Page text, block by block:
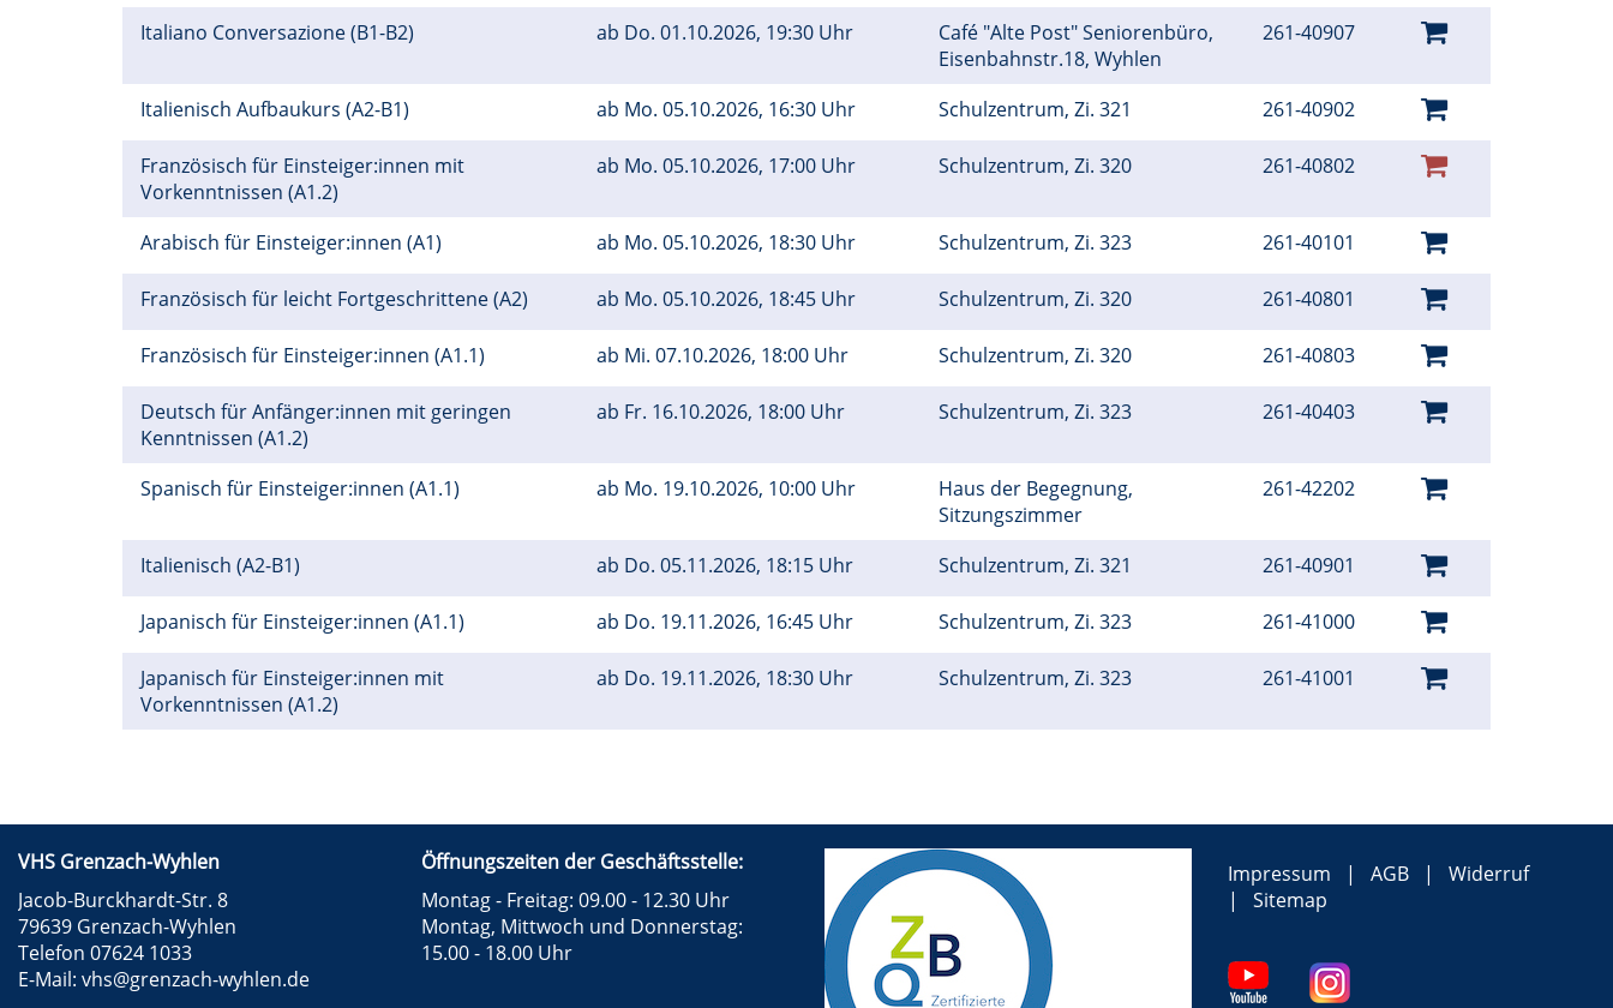
Italiano Conversazione (B1-B2) ab Do. 01.10.2026, 19:30 Uhr
Café "Alte Post" Seniorenbüro,
Eisenbahnstr.18, Wyhlen
261-40907
Italienisch Aufbaukurs (A2-B1) ab Mo. 05.10.2026, 16:30 Uhr Schulzentrum, Zi. 321 261-40902
Französisch für Einsteiger:innen mit
Vorkenntnissen (A1.2)
ab Mo. 05.10.2026, 17:00 Uhr Schulzentrum, Zi. 320 261-40802
Arabisch für Einsteiger:innen (A1) ab Mo. 05.10.2026, 18:30 Uhr Schulzentrum, Zi. 323 261-40101
Französisch für leicht Fortgeschrittene (A2) ab Mo. 05.10.2026, 18:45 Uhr Schulzentrum, Zi. 320 261-40801
Französisch für Einsteiger:innen (A1.1) ab Mi. 07.10.2026, 18:00 Uhr Schulzentrum, Zi. 320 261-40803
Deutsch für Anfänger:innen mit geringen
Kenntnissen (A1.2)
ab Fr. 16.10.2026, 18:00 Uhr Schulzentrum, Zi. 323 261-40403
Spanisch für Einsteiger:innen (A1.1) ab Mo. 19.10.2026, 10:00 Uhr
Haus der Begegnung,
Sitzungszimmer
261-42202
Italienisch (A2-B1) ab Do. 05.11.2026, 18:15 Uhr Schulzentrum, Zi. 321 261-40901
Japanisch für Einsteiger:innen (A1.1) ab Do. 19.11.2026, 16:45 Uhr Schulzentrum, Zi. 323 261-41000
Japanisch für Einsteiger:innen mit
Vorkenntnissen (A1.2)
ab Do. 19.11.2026, 18:30 Uhr Schulzentrum, Zi. 323 261-41001
VHS Grenzach-Wyhlen
Jacob-Burckhardt-Str. 8
79639 Grenzach-Wyhlen
Telefon 07624 1033
E-Mail: vhs@grenzach-wyhlen.de
Öffnungszeiten der Geschäftsstelle:
Montag - Freitag: 09.00 - 12.30 Uhr
Montag, Mittwoch und Donnerstag:
15.00 - 18.00 Uhr
Impressum AGB
Widerruf
Sitemap